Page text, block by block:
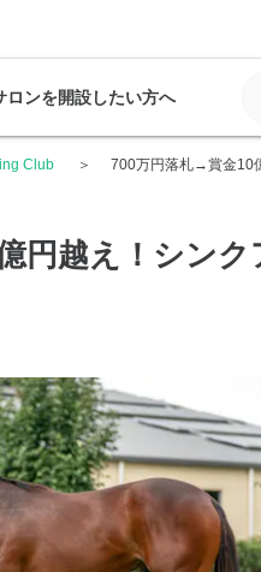
ロンを開設したい方へ
Club 700万円落札→賞金10
円越え！シンク